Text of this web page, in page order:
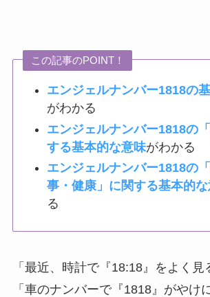
この記事のPOINT！
エンジェルナンバー1818の
がわかる
エンジェルナンバー1818の
する基本的な意味がわかる
エンジェルナンバー1818の
事・健康」に関する基本的
る
「最近、時計で『18:18』をよく見
「車のナンバーで『1818』がやけ